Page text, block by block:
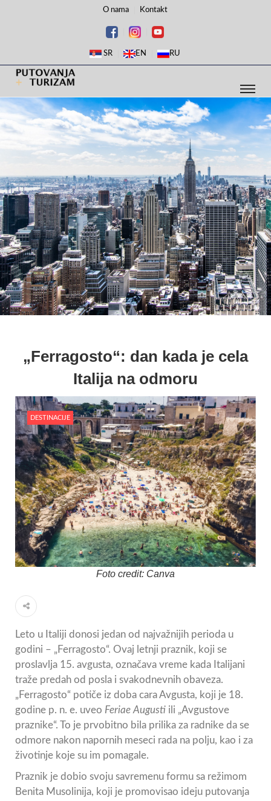
O nama Kontakt
SR EN RU
„Ferragosto“: dan kada je cela
Italija na odmoru
DESTINACIJE
Foto credit: Canva
Leto u Italiji donosi jedan od najvažnijih perioda u
godini – „Ferragosto“. Ovaj letnji praznik, koji se
proslavlja 15. avgusta, označava vreme kada Italijani
traže predah od posla i svakodnevnih obaveza.
„Ferragosto“ potiče iz doba cara Avgusta, koji je 18.
godine p. n. e. uveo Feriae Augusti ili „Avgustove
praznike“. To je prvobitno bila prilika za radnike da se
odmore nakon napornih meseci rada na polju, kao i za
životinje koje su im pomagale.
Praznik je dobio svoju savremenu formu sa režimom
Benita Musolinija, koji je promovisao ideju putovanja